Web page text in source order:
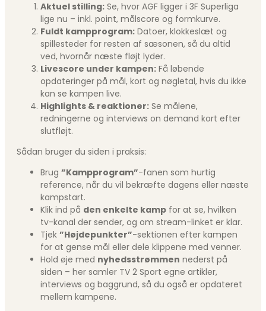
Aktuel stilling: Se, hvor AGF ligger i 3F Superliga
lige nu – inkl. point, målscore og formkurve.
Fuldt kampprogram: Datoer, klokkeslæt og
spillesteder for resten af sæsonen, så du altid
ved, hvornår næste fløjt lyder.
Livescore under kampen: Få løbende
opdateringer på mål, kort og nøgletal, hvis du ikke
kan se kampen live.
Highlights & reaktioner: Se målene,
redningerne og interviews on demand kort efter
slutfløjt.
Sådan bruger du siden i praksis:
Brug ”Kampprogram”-fanen som hurtig
reference, når du vil bekræfte dagens eller næste
kampstart.
Klik ind på den enkelte kamp for at se, hvilken
tv-kanal der sender, og om stream-linket er klar.
Tjek ”Højdepunkter”-sektionen efter kampen
for at gense mål eller dele klippene med venner.
Hold øje med nyhedsstrømmen nederst på
siden – her samler TV 2 Sport egne artikler,
interviews og baggrund, så du også er opdateret
mellem kampene.